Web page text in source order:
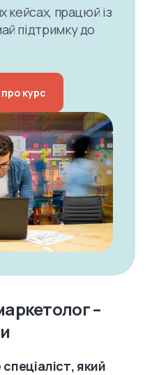
кейсах, працюй із
підтримку до
курс
–
який